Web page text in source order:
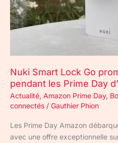
Nuki Smart Lock Go
pendant les Prime Day
Actualité, Amazon Prime Day,
connectés / Gauthier Phion
Les Prime Day Amazon
avec une offre exceptionnelle
2025
:
-25
Prime
Day
d’Amazon